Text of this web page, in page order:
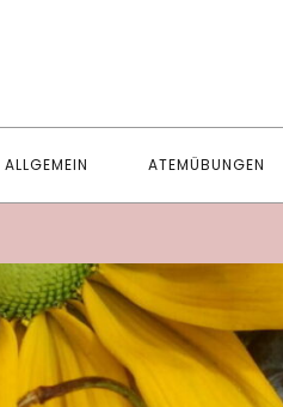
ALLGEMEIN ATEMÜBUNGEN